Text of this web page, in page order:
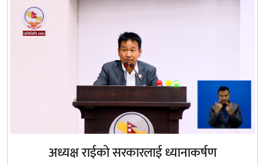
अध्यक्ष राईको सरकारलाई ध्यानाकर्षण